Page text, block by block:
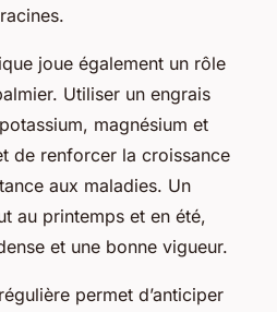
joue également un rôle
Utiliser un engrais
magnésium et
de renforcer la croissance
aux maladies. Un
au printemps et en été,
et une bonne vigueur.
permet d’anticiper